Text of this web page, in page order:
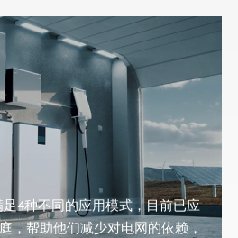
4种不同的应用模式，目前已应
，帮助他们减少对电网的依赖，